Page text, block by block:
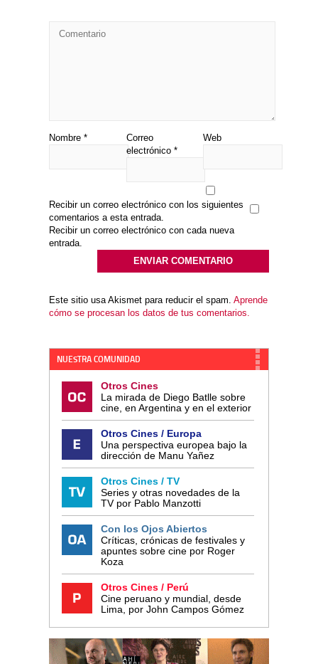
Nombre *
Correo
electrónico *
Web
Recibir un correo electrónico con los siguientes
comentarios a esta entrada.
Recibir un correo electrónico con cada nueva
entrada.
Este sitio usa Akismet para reducir el spam. Aprende
cómo se procesan los datos de tus comentarios.
NUESTRA COMUNIDAD
Otros Cines
La mirada de Diego Batlle sobre
cine, en Argentina y en el exterior
Otros Cines / Europa
Una perspectiva europea bajo la
dirección de Manu Yañez
Otros Cines / TV
Series y otras novedades de la
TV por Pablo Manzotti
Con los Ojos Abiertos
Críticas, crónicas de festivales y
apuntes sobre cine por Roger
Koza
Otros Cines / Perú
Cine peruano y mundial, desde
Lima, por John Campos Gómez